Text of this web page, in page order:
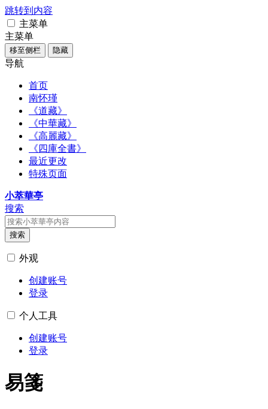
跳转到内容
主菜单
主菜单
移至侧栏 隐藏
导航
首页
南怀瑾
《道藏》
《中華藏》
《高麗藏》
《四庫全書》
最近更改
特殊页面
小萃華亭
搜索
搜索
外观
创建账号
登录
个人工具
创建账号
登录
易箋